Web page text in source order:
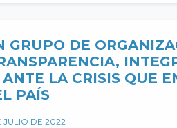
DE
LA CRISIS QUE
PAÍS
JULIO DE 2022